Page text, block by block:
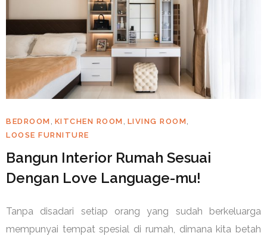
BEDROOM , KITCHEN ROOM , LIVING ROOM,
LOOSE FURNITURE
Bangun Interior Rumah Sesuai
Dengan Love Language-mu!
Tanpa disadari setiap orang yang sudah berkeluarga
mempunyai tempat spesial di rumah, dimana kita betah